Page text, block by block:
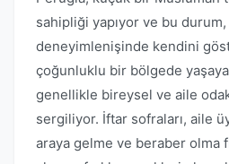
sahipliği yapıyor ve bu durum,
deneyimlenişinde kendini
çoğunluklu bir bölgede
genellikle bireysel ve aile
sergiliyor. İftar sofraları, aile
araya gelme ve beraber olma